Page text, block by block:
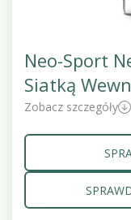
Neo-Sport
Siatką
Zobacz szczegóły